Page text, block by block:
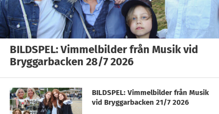
BILDSPEL: Vimmelbilder från Musik vid
Bryggarbacken 28/7 2026
BILDSPEL: Vimmelbilder från Musik
vid Bryggarbacken 21/7 2026